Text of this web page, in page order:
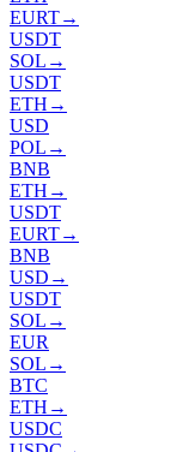
EURT→
USDT
SOL →
USDT
ETH →
USD
POL →
BNB
ETH →
USDT
EURT→
BNB
USD →
USDT
SOL →
EUR
SOL →
BTC
ETH →
USDC